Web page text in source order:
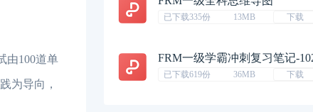
由100道单
为导向，
已下载335份 13MB 下载
FRM一级学霸冲刺复习笔记-
已下载619份 36MB 下载